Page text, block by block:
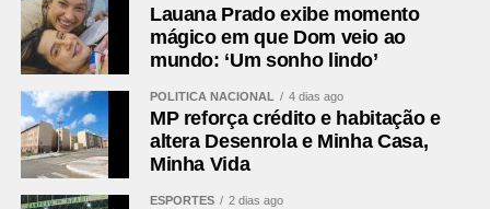
Lauana Prado exibe momento
mágico em que Dom veio ao
mundo: ‘Um sonho lindo’
POLÍTICA NACIONAL 4 dias ago
MP reforça crédito e habitação e
altera Desenrola e Minha Casa,
Minha Vida
ESPORTES 2 dias ago